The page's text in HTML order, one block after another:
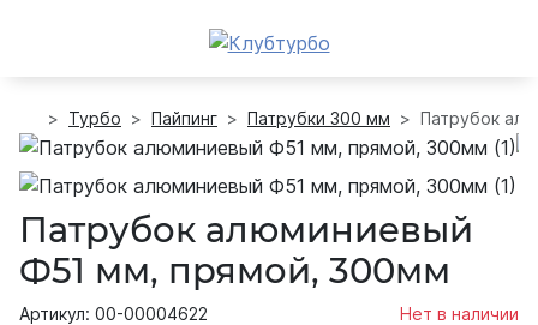
Турбо Пайпинг Патрубки 300 мм Патрубок
Патрубок алюминиевый
Ф51 мм, прямой, 300мм
Артикул: 00-00004622 Нет в наличии